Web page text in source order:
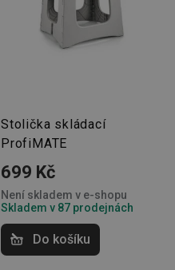
Stolička skládací
ProfiMATE
699 Kč
Není skladem v e-shopu
Skladem v 87 prodejnách
Do košíku